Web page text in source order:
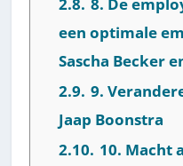
een optimale
Sascha Becker
2.9. 9.
Jaap Boonstra
2.10. 10. Macht